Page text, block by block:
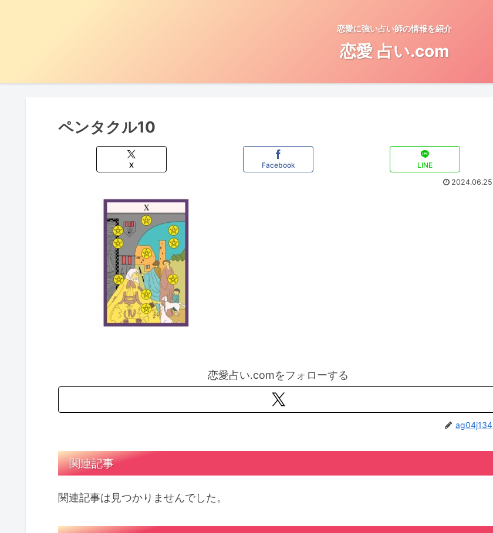
恋愛に強い占い師の情報を紹介
恋愛 占い.com
ペンタクル10
X Facebook
LINE
2024.06.25
恋愛占い.comをフォローする
ag04j134
関連記事
関連記事は見つかりませんでした。